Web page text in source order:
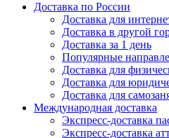
Доставка по России
Доставка для
Доставка в другой
Доставка за 1 день
Популярные
Доставка для
Доставка для
Доставка для
Международная доставка
Экспресс-доставка
Экспресс-доставка